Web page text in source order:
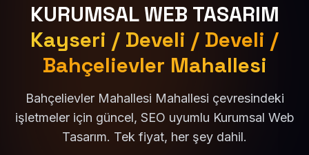
KURUMSAL WEB TASARIM
Kayseri / Develi / Develi /
Bahçelievler Mahallesi
Bahçelievler Mahallesi Mahallesi çevresindeki
işletmeler için güncel, SEO uyumlu Kurumsal Web
Tasarım. Tek fiyat, her şey dahil.